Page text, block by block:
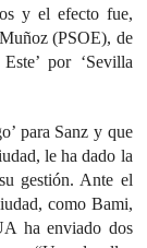
y el efecto fue,
(PSOE), de
por ‘Sevilla
para Sanz y que
le ha dado la
gestión. Ante el
como Bami,
ha enviado dos